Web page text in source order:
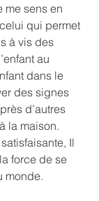
me sens en
qui permet
à vis des
au
dans le
des signes
d’autres
la maison.
Il
force de se
monde.